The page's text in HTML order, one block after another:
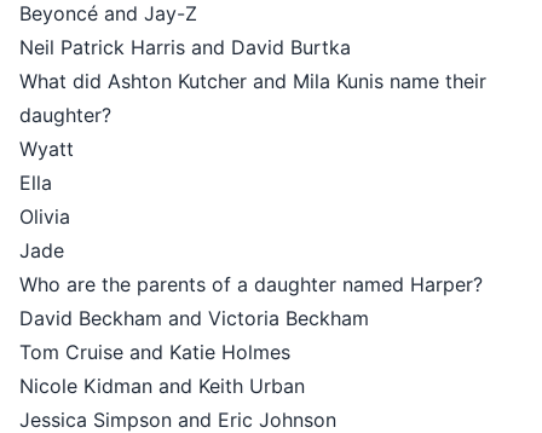
Beyoncé and Jay-Z
Neil Patrick Harris and David Burtka
What did Ashton Kutcher and Mila Kunis name their
daughter?
Wyatt
Ella
Olivia
Jade
Who are the parents of a daughter named Harper?
David Beckham and Victoria Beckham
Tom Cruise and Katie Holmes
Nicole Kidman and Keith Urban
Jessica Simpson and Eric Johnson